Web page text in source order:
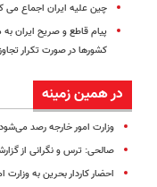
چین علیه ایران اجماع می
پیام قاطع و صریح ایران
کشورها در صورت تکرار
در همین زمینه
وزارت امور خارجه رصد می‌شود
صالحی: ترس و نگرانی از
احضار کاردار بحرین به وزارت